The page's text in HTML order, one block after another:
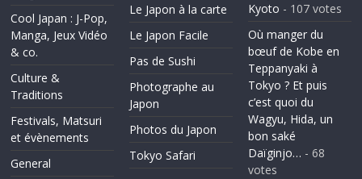
Cool Japan : J-Pop,
Manga, Jeux Vidéo
& co.
Culture &
Traditions
Festivals, Matsuri
et évènements
General
Le Japon à la carte
Le Japon Facile
Pas de Sushi
Photographe au
Japon
Photos du Japon
Tokyo Safari
Kyoto - 107 votes
Où manger du
bœuf de Kobe en
Teppanyaki à
Tokyo ? Et puis
c’est quoi du
Wagyu, Hida, un
bon saké
Daïginjo… - 68
votes